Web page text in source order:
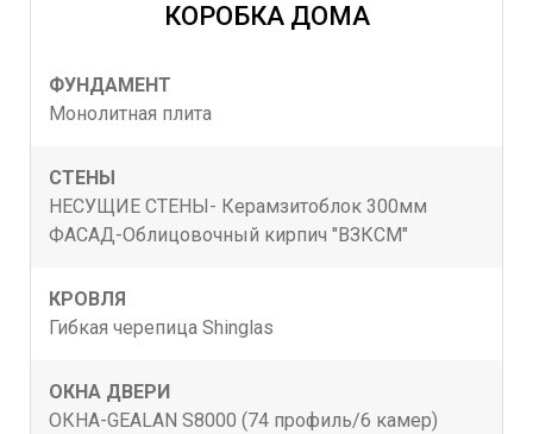
КОРОБКА ДОМА
ФУНДАМЕНТ
Монолитная плита
СТЕНЫ
НЕСУЩИЕ СТЕНЫ- Керамзитоблок 300мм
ФАСАД-Облицовочный кирпич "ВЗКСМ"
КРОВЛЯ
Гибкая черепица Shinglas
ОКНА ДВЕРИ
ОКНА-GEALAN S8000 (74 профиль/6 камер)